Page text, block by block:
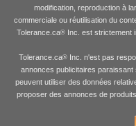
modification, reproduction à
commerciale ou réutilisation du
Tolerance.ca® Inc. est strictement
Tolerance.ca® Inc. n'est pas
annonces publicitaires paraissant
peuvent utiliser des données
proposer des annonces de